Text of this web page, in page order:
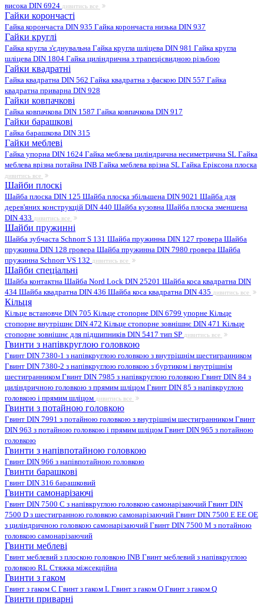
висока DIN 6924 дивитись все
Гайки корончасті
Гайка корончаста DIN 935 Гайка корончаста низька DIN 937
Гайки круглі
Гайка кругла з'єднувальна Гайка кругла шліцева DIN 981 Гайка кругла
шліцева DIN 1804 Гайка циліндрична з трапецієвидною різьбою
Гайки квадратні
Гайка квадратна DIN 562 Гайка квадратна з фаскою DIN 557 Гайка
квадратна приварна DIN 928
Гайки ковпачкові
Гайка ковпачкова DIN 1587 Гайка ковпачкова DIN 917
Гайки барашкові
Гайка барашкова DIN 315
Гайки меблеві
Гайка упорна DIN 1624 Гайка меблева циліндрична несиметрична SL Гайка
меблева врізна потайна INB Гайка меблева врізна SL Гайка Еріксона плоска
дивитись все
Шайби плоскі
Шайба плоска DIN 125 Шайба плоска збільшена DIN 9021 Шайба для
дерев'яних конструкцій DIN 440 Шайба кузовна Шайба плоска зменшена
DIN 433 дивитись все
Шайби пружинні
Шайба зубчаста Schnorr S 131 Шайба пружинна DIN 127 гровера Шайба
пружинна DIN 128 гровера Шайба пружинна DIN 7980 гровера Шайба
пружинна Schnorr VS 132 дивитись все
Шайби спеціальні
Шайба контактна Шайба Nord Lock DIN 25201 Шайба коса квадратна DIN
434 Шайба квадратна DIN 436 Шайба коса квадратна DIN 435 дивитись все
Кільця
Кільце встановче DIN 705 Кільце стопорне DIN 6799 упорне Кільце
стопорне внутрішнє DIN 472 Кільце стопорне зовнішнє DIN 471 Кільце
стопорне зовнішнє для підшипників DIN 5417 тип SP дивитись все
Гвинти з напівкруглою головкою
Гвинт DIN 7380-1 з напівкруглою головкою з внутрішнім шестигранником
Гвинт DIN 7380-2 з напівкруглою головкою з буртиком і внутрішнім
шестигранником Гвинт DIN 7985 з напівкруглою головкою Гвинт DIN 84 з
циліндричною головкою з прямим шліцом Гвинт DIN 85 з напівкруглою
головкою і прямим шліцом дивитись все
Гвинти з потайною головкою
Гвинт DIN 7991 з потайною головкою з внутрішнім шестигранником Гвинт
DIN 963 з потайною головкою і прямим шліцом Гвинт DIN 965 з потайною
головкою
Гвинти з напівпотайною головкою
Гвинт DIN 966 з напівпотайною головкою
Гвинти барашкові
Гвинт DIN 316 барашковий
Гвинти самонарізаючі
Гвинт DIN 7500 C з напівкруглою головкою самонарізаючий Гвинт DIN
7500 D з шестигранною головкою самонарізаючий Гвинт DIN 7500 E EE OE
з циліндричною головкою самонарізаючий Гвинт DIN 7500 M з потайною
головкою самонарізаючий
Гвинти меблеві
Гвинт меблевий з плоскою головкою INB Гвинт меблевий з напівкруглою
головкою RL Стяжка міжсекційна
Гвинти з гаком
Гвинт з гаком C Гвинт з гаком L Гвинт з гаком O Гвинт з гаком Q
Гвинти приварні